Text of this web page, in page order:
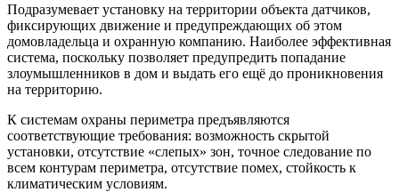
Подразумевает установку на территории объекта датчиков,
фиксирующих движение и предупреждающих об этом
домовладельца и охранную компанию. Наиболее эффективная
система, поскольку позволяет предупредить попадание
злоумышленников в дом и выдать его ещё до проникновения
на территорию.
К системам охраны периметра предъявляются
соответствующие требования: возможность скрытой
установки, отсутствие «слепых» зон, точное следование по
всем контурам периметра, отсутствие помех, стойкость к
климатическим условиям.